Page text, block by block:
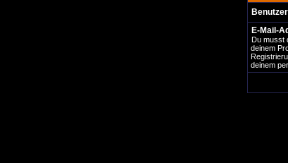
E-Mail-
Du musst
deinem
deinem